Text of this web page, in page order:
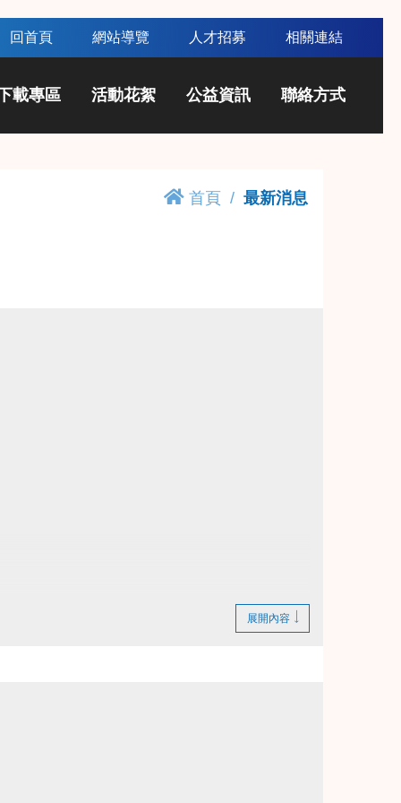
回首頁 網站導覽 人才招募 相關連結
載專區 活動花絮 公益資訊 聯絡方式
首頁 最新消息
憑證及發票至本中心辦理退費。
展開內容